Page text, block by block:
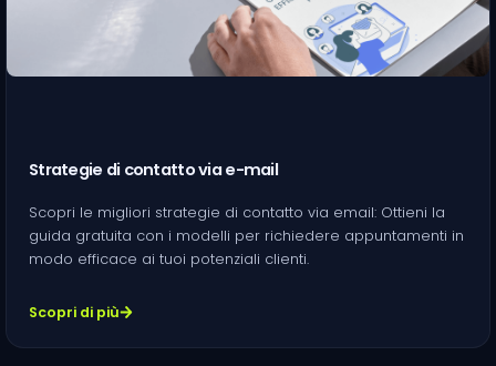
Strategie di contatto via e-mail
Scopri le migliori strategie di contatto via email: Ottieni la
guida gratuita con i modelli per richiedere appuntamenti in
modo efficace ai tuoi potenziali clienti.
Scopri di più